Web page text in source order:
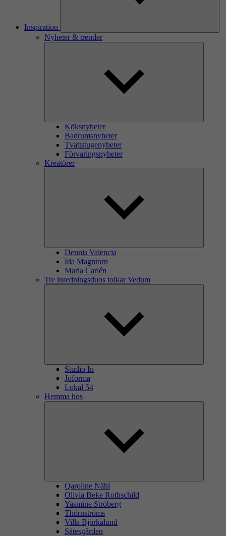
Inspiration
Nyheter & trender
Köksnyheter
Badrumsnyheter
Tvättstugenyheter
Förvaringsnyheter
Kreatörer
Dennis Valencia
Ida Magntorn
Maria Carlén
Tre inredningsduos tolkar Vedum
Studio In
Joforma
Lokal 54
Hemma hos
Qaroline Nähl
Olivia Beke Rothschild
Yasmine Ströberg
Thörnströms
Villa Björkalund
Sätesgården